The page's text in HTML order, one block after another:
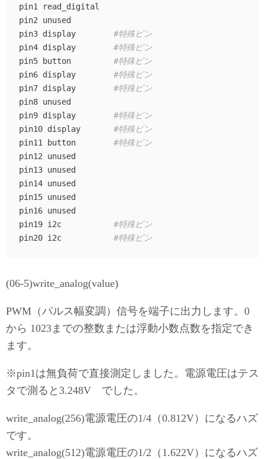
pin1 read_digital
pin2 unused
pin3 display #特殊ピン
pin4 display #特殊ピン
pin5 button #特殊ピン
pin6 display #特殊ピン
pin7 display #特殊ピン
pin8 unused
pin9 display #特殊ピン
pin10 display #特殊ピン
pin11 button #特殊ピン
pin12 unused
pin13 unused
pin14 unused
pin15 unused
pin16 unused
pin19 i2c #特殊ピン
pin20 i2c #特殊ピン
(06-5)write_analog(value)
PWM（パルス幅変調）信号を端子に出力します。0
から 1023までの整数または浮動小数点数を指定でき
ます。
※pin1は無負荷で直接測定しました。電源電圧はテス
タで測ると3.248V でした。
write_analog(256)電源電圧の1/4（0.812V）になるハズ
です。
write_analog(512)電源電圧の1/2（1.622V）になるハズ